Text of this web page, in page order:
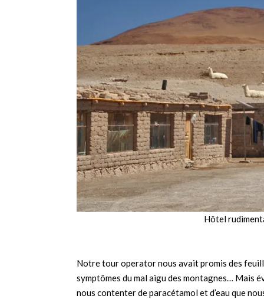
Hôtel
Notre tour operator nous avait promis des
symptômes du mal aigu des montagnes… Mais
nous contenter de paracétamol et d’eau que